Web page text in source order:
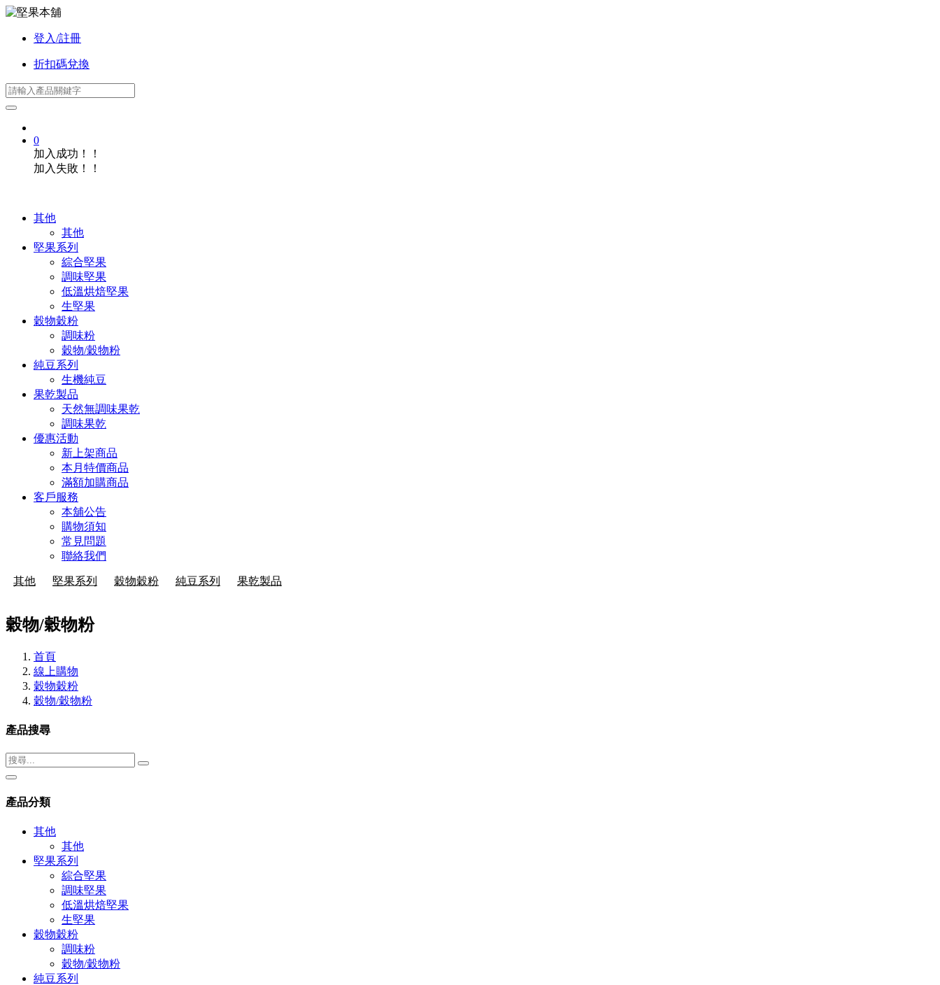
登入/註冊
折扣碼兌換
0
加入成功！！
加入失敗！！
其他
其他
堅果系列
綜合堅果
調味堅果
低溫烘焙堅果
生堅果
穀物穀粉
調味粉
穀物/穀物粉
純豆系列
生機純豆
果乾製品
天然無調味果乾
調味果乾
優惠活動
新上架商品
本月特價商品
滿額加購商品
客戶服務
本舖公告
購物須知
常見問題
聯絡我們
其他 堅果系列 穀物穀粉 純豆系列 果乾製品
穀物/穀物粉
首頁
線上購物
穀物穀粉
穀物/穀物粉
產品搜尋
產品分類
其他
其他
堅果系列
綜合堅果
調味堅果
低溫烘焙堅果
生堅果
穀物穀粉
調味粉
穀物/穀物粉
純豆系列